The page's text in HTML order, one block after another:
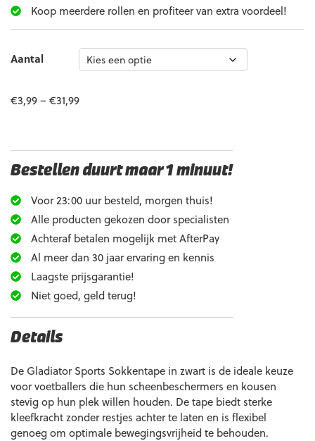
Koop meerdere rollen en profiteer van extra voordeel!
Aantal
€3,99–€31,99
Bestellen duurt maar 1 minuut!
Voor 23:00 uur besteld, morgen thuis!
Alle producten gekozen door specialisten
Achteraf betalen mogelijk met AfterPay
Al meer dan 30 jaar ervaring en kennis
Laagste prijsgarantie!
Niet goed, geld terug!
Details
De Gladiator Sports Sokkentape in zwart is de ideale keuze
voor voetballers die hun scheenbeschermers en kousen
stevig op hun plek willen houden. De tape biedt sterke
kleefkracht zonder restjes achter te laten en is flexibel
genoeg om optimale bewegingsvrijheid te behouden.